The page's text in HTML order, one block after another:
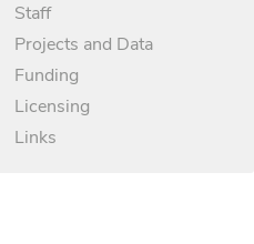
Staff
Projects and Data
Funding
Licensing
Links